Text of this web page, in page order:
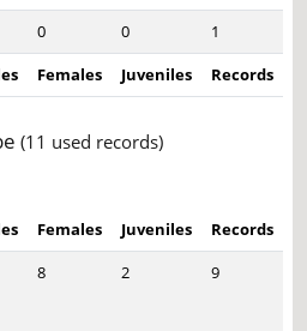
0 0
1
Females Juveniles Records
(11 used records)
Females Juveniles
Records
8 2 9